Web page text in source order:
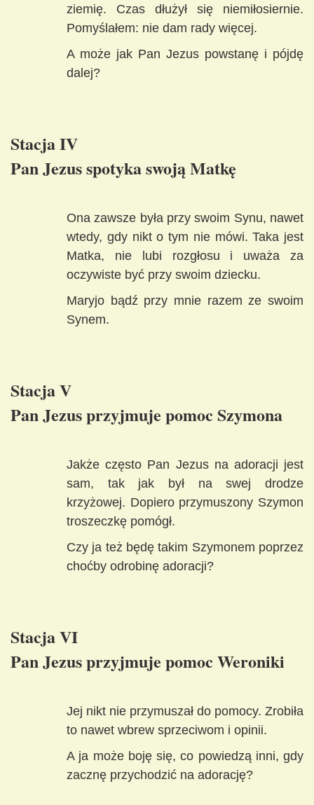
ziemię. Czas dłużył się niemiłosiernie.
Pomyślałem: nie dam rady więcej.
A może jak Pan Jezus powstanę i pójdę
dalej?
Stacja IV
Pan Jezus spotyka swoją Matkę
Ona zawsze była przy swoim Synu, nawet
wtedy, gdy nikt o tym nie mówi. Taka jest
Matka, nie lubi rozgłosu i uważa za
oczywiste być przy swoim dziecku.
Maryjo bądź przy mnie razem ze swoim
Synem.
Stacja V
Pan Jezus przyjmuje pomoc Szymona
Jakże często Pan Jezus na adoracji jest
sam, tak jak był na swej drodze
krzyżowej. Dopiero przymuszony Szymon
troszeczkę pomógł.
Czy ja też będę takim Szymonem poprzez
choćby odrobinę adoracji?
Stacja VI
Pan Jezus przyjmuje pomoc Weroniki
Jej nikt nie przymuszał do pomocy. Zrobiła
to nawet wbrew sprzeciwom i opinii.
A ja może boję się, co powiedzą inni, gdy
zacznę przychodzić na adorację?